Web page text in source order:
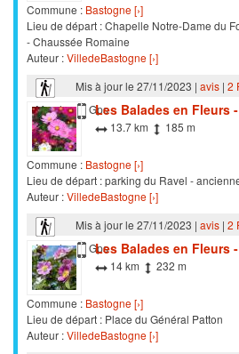
Commune : Bastogne [›]
Lieu de départ : Chapelle Notre-Dame du
- Chaussée Romaine
Auteur :VilledeBastogne [›]
Mis à jour le 27/11/2023 | avis| 2
Marche
Gps
Les Balades en Fleurs
13.7 km 185 m
Commune : Bastogne [›]
Lieu de départ : parking du Ravel -
Auteur :VilledeBastogne [›]
Mis à jour le 27/11/2023 | avis| 2
Marche
Gps
Les Balades en Fleurs
14 km 232 m
Commune : Bastogne [›]
Lieu de départ : Place du Général Patton
Auteur :VilledeBastogne [›]